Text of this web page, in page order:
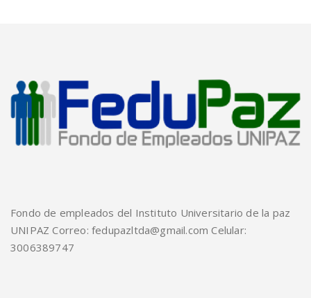
Fondo de empleados del Instituto Universitario de la paz
UNIPAZ Correo: fedupazltda@gmail.com Celular:
3006389747